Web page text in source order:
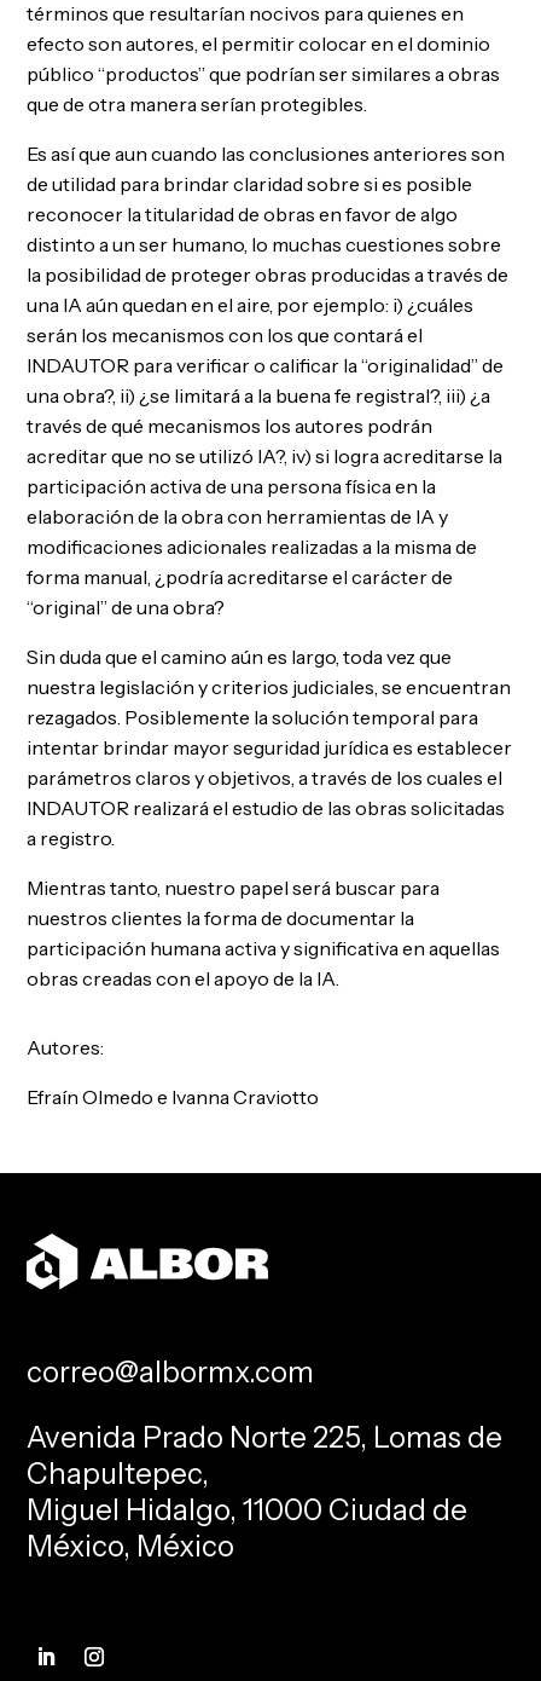
términos que resultarían nocivos para quienes en
efecto son autores, el permitir colocar en el dominio
público “productos” que podrían ser similares a obras
que de otra manera serían protegibles.
Es así que aun cuando las conclusiones anteriores son
de utilidad para brindar claridad sobre si es posible
reconocer la titularidad de obras en favor de algo
distinto a un ser humano, lo muchas cuestiones sobre
la posibilidad de proteger obras producidas a través de
una IA aún quedan en el aire, por ejemplo: i) ¿cuáles
serán los mecanismos con los que contará el
INDAUTOR para verificar o calificar la “originalidad” de
una obra?, ii) ¿se limitará a la buena fe registral?, iii) ¿a
través de qué mecanismos los autores podrán
acreditar que no se utilizó IA?, iv) si logra acreditarse la
participación activa de una persona física en la
elaboración de la obra con herramientas de IA y
modificaciones adicionales realizadas a la misma de
forma manual, ¿podría acreditarse el carácter de
“original” de una obra?
Sin duda que el camino aún es largo, toda vez que
nuestra legislación y criterios judiciales, se encuentran
rezagados. Posiblemente la solución temporal para
intentar brindar mayor seguridad jurídica es establecer
parámetros claros y objetivos, a través de los cuales el
INDAUTOR realizará el estudio de las obras solicitadas
a registro.
Mientras tanto, nuestro papel será buscar para
nuestros clientes la forma de documentar la
participación humana activa y significativa en aquellas
obras creadas con el apoyo de la IA.
Autores:
Efraín Olmedo e Ivanna Craviotto
correo@albormx.com
Avenida Prado Norte 225, Lomas de
Chapultepec,
Miguel Hidalgo, 11000 Ciudad de
México, México